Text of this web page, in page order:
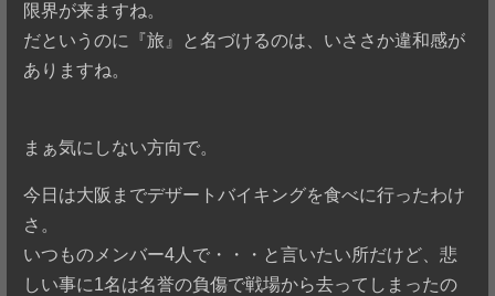
限界が来ますね。
だというのに『旅』と名づけるのは、いささか違和感が
ありますね。
まぁ気にしない方向で。
今日は大阪までデザートバイキングを食べに行ったわけ
さ。
いつものメンバー4人で・・・と言いたい所だけど、悲
しい事に1名は名誉の負傷で戦場から去ってしまったの